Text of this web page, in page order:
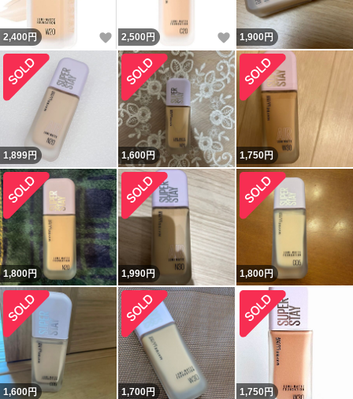
2,400 円 いいね！
2,500 円 いいね！
1,900円
1,899円 1,600円 1,750円
1,800円 1,990円 1,800円
1,600円 1,700円 1,750円